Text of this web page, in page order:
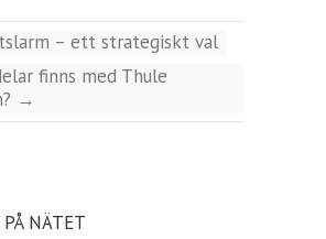
– ett strategiskt val
finns med Thule
→
NÄTET